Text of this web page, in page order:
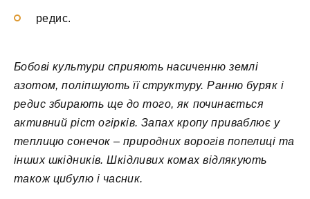
редис.
Бобові культури сприяють насиченню землі
азотом, поліпшують її структуру. Ранню буряк і
редис збирають ще до того, як починається
активний ріст огірків. Запах кропу приваблює у
теплицю сонечок – природних ворогів попелиці та
інших шкідників. Шкідливих комах відлякують
також цибулю і часник.